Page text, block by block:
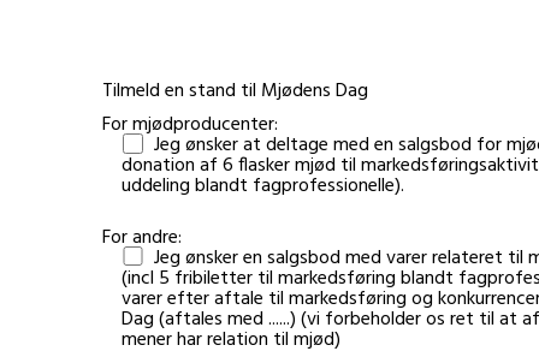
Tilmeld en stand til Mjødens Dag
For mjødproducenter:
Jeg ønsker at deltage med en salgsbod for
donation af 6 flasker mjød til
uddeling blandt fagprofessionelle).
For andre:
Jeg ønsker en salgsbod med varer relateret til
(incl 5 fribiletter til markedsføring blandt
varer efter aftale til markedsføring og
Dag (aftales med ......) (vi forbeholder os ret til at
mener har relation til mjød)